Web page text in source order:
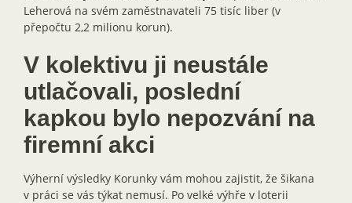
Leherová na svém zaměstnavateli 75 tisíc liber (v
přepočtu 2,2 milionu korun).
V kolektivu ji neustále
utlačovali, poslední
kapkou bylo nepozvání na
firemní akci
Výherní výsledky Korunky vám mohou zajistit, že šikana
v práci se vás týkat nemusí. Po velké výhře v loterii